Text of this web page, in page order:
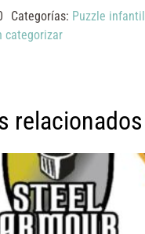
Categorías: Puzzle infantil
categorizar
relacionados